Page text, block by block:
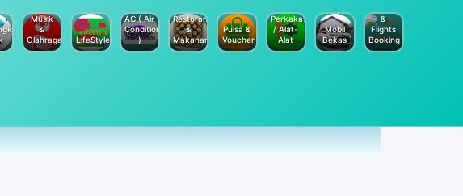
Musik
&
Olahraga
LifeStyle
AC ( Air
Conditioner
)
Restoran
&
Makanan
Pulsa &
Voucher
Perkakas
/ Alat-
Alat
Mobil
Bekas
&
Flights
Booking